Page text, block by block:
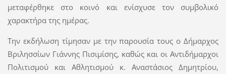
μεταφέρθηκε στο κοινό και ενίσχυσε τον συμβολικό
χαρακτήρα της ημέρας.
Την εκδήλωση τίμησαν με την παρουσία τους ο Δήμαρχος
Βριλησσίων Γιάννης Πισιμίσης, καθώς και οι Αντιδήμαρχοι
Πολιτισμού και Αθλητισμού κ. Αναστάσιος Δημητρίου,